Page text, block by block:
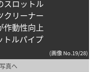
スロットル
クリーナー
作動性向上
トルパイプ
(画像 No.19/28)
真へ